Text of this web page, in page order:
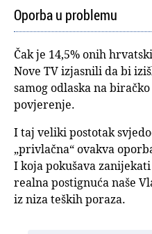
Oporba u problemu
Čak je 14,5% onih
Nove TV izjasnili da bi
samog odlaska na
povjerenje.
I taj veliki postotak
„privlačna“ ovakva
I koja pokušava
realna postignuća naše
iz niza teških poraza.